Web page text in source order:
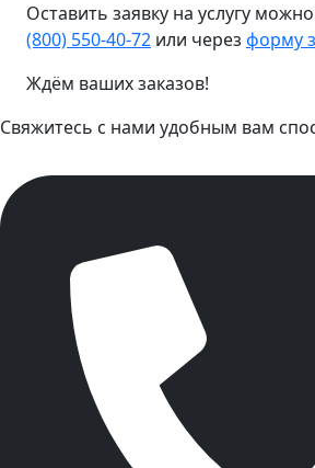
Оставить заявку на услугу
(800) 550-40-72 или через форму
Ждём ваших заказов!
Свяжитесь с нами удобным вам